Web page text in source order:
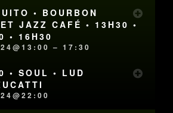
• BOURBON
JAZZ CAFÉ • 13H30 •
• 16H30
– 17:30
• SOUL • LUD